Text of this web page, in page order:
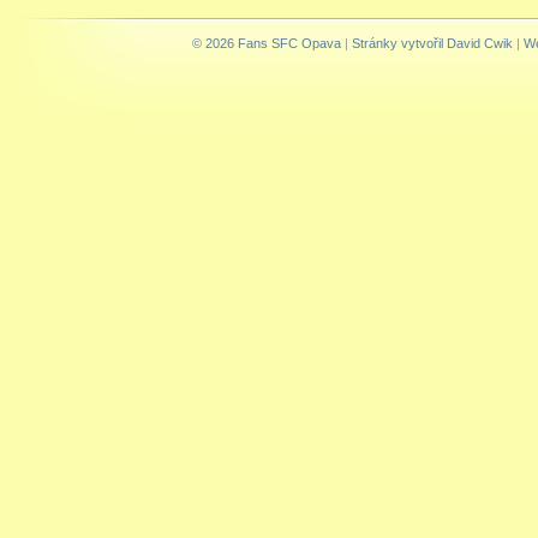
© 2026 Fans SFC Opava | Stránky vytvořil David Cwik |